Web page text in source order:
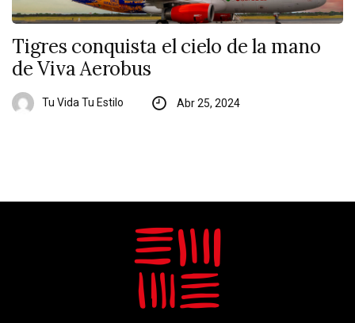
Tigres conquista el cielo de la mano
de Viva Aerobus
Tu Vida Tu Estilo Abr 25, 2024